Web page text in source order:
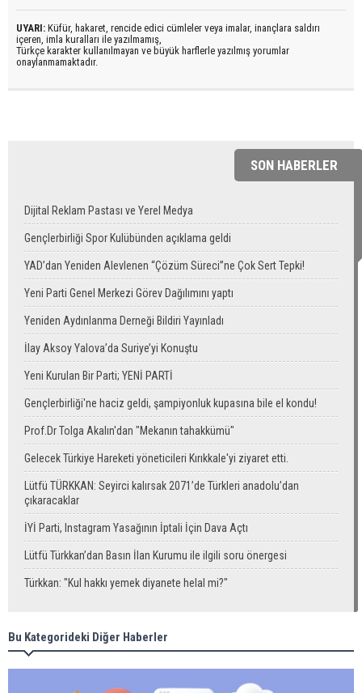
UYARI: Küfür, hakaret, rencide edici cümleler veya imalar, inançlara saldırı
içeren, imla kuralları ile yazılmamış,
Türkçe karakter kullanılmayan ve büyük harflerle yazılmış yorumlar
onaylanmamaktadır.
SON HABERLER
Dijital Reklam Pastası ve Yerel Medya
Gençlerbirliği Spor Kulübünden açıklama geldi
YAD’dan Yeniden Alevlenen “Çözüm Süreci”ne Çok Sert Tepki!
Yeni Parti Genel Merkezi Görev Dağılımını yaptı
Yeniden Aydınlanma Derneği Bildiri Yayınladı
İlay Aksoy Yalova’da Suriye’yi Konuştu
Yeni Kurulan Bir Parti; YENİ PARTİ
Gençlerbirliği'ne haciz geldi, şampiyonluk kupasına bile el kondu!
Prof.Dr Tolga Akalın'dan "Mekanın tahakkümü"
Gelecek Türkiye Hareketi yöneticileri Kırıkkale'yi ziyaret etti.
Lütfü TÜRKKAN: Seyirci kalırsak 2071’de Türkleri anadolu’dan
çıkaracaklar
İYİ Parti, Instagram Yasağının İptali İçin Dava Açtı
Lütfü Türkkan’dan Basın İlan Kurumu ile ilgili soru önergesi
Türkkan: "Kul hakkı yemek diyanete helal mi?"
Bu Kategorideki Diğer Haberler